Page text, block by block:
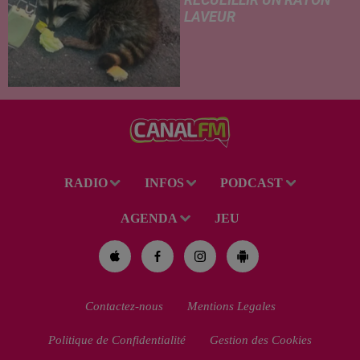
LAVEUR
RADIO INFOS PODCAST
AGENDA JEU
Contactez-nous Mentions Legales
Politique de Confidentialité Gestion des Cookies